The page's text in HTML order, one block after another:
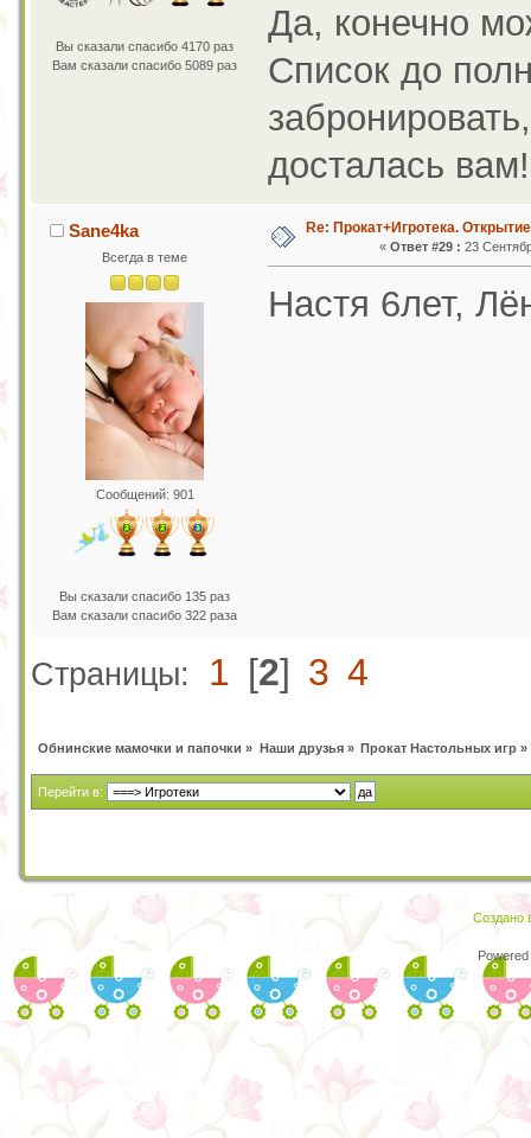
Вы сказали спасибо 4170 раз
Вам сказали спасибо 5089 раз
Да, конечно
Список до
досталась вам!
Sane4ka
Всегда в теме
Сообщений: 901
Вы сказали спасибо 135 раз
Вам сказали спасибо 322 раза
Re: Прокат+Игротека.
« Ответ #29 : 23
Настя 6лет,
Страницы: 1 [2] 3 4
Обнинские мамочки и папочки » Наши друзья» Прокат Настольных игр»
Перейти в:
Создано